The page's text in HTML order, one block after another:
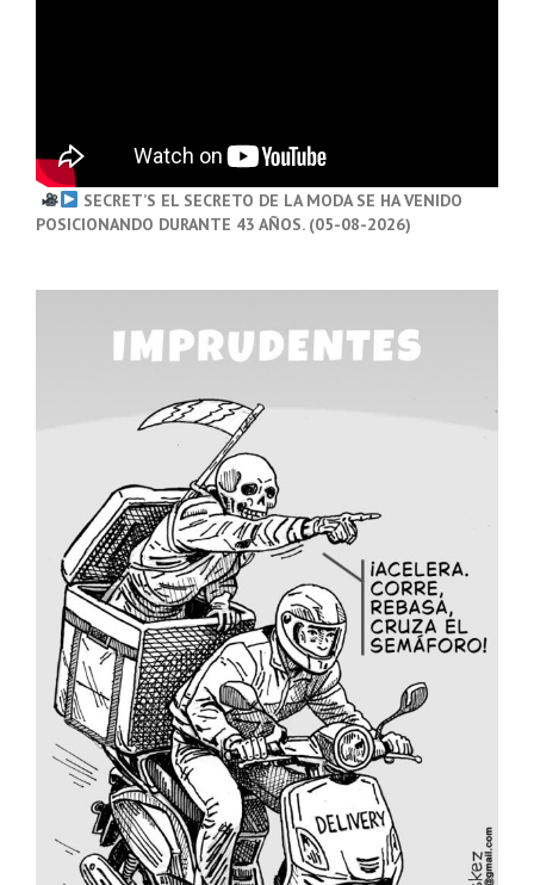
SECRET’S EL SECRETO DE LA MODA SE HA VENIDO
POSICIONANDO DURANTE 43 AÑOS. (05-08-2026)